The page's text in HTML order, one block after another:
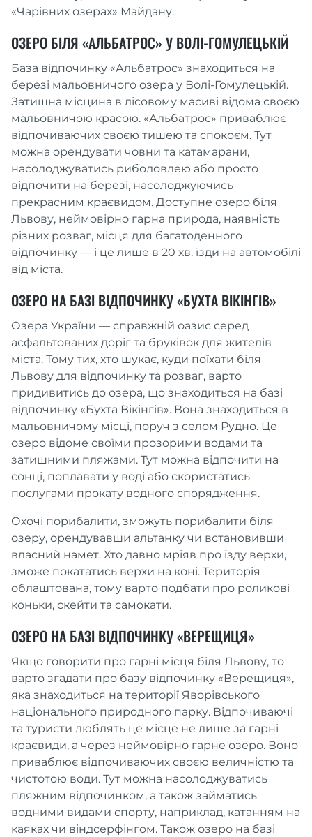
«Чарівних озерах» Майдану.
ОЗЕРО БІЛЯ «АЛЬБАТРОС» У ВОЛІ-ГОМУЛЕЦЬКІЙ
База відпочинку «Альбатрос» знаходиться на
березі мальовничого озера у Волі-Гомулецькій.
Затишна місцина в лісовому масиві відома своєю
мальовничою красою. «Альбатрос» приваблює
відпочиваючих своєю тишею та спокоєм. Тут
можна орендувати човни та катамарани,
насолоджуватись риболовлею або просто
відпочити на березі, насолоджуючись
прекрасним краєвидом. Доступне озеро біля
Львову, неймовірно гарна природа, наявність
різних розваг, місця для багатоденного
відпочинку — і це лише в 20 хв. їзди на автомобілі
від міста.
ОЗЕРО НА БАЗІ ВІДПОЧИНКУ «БУХТА ВІКІНГІВ»
Озера України — справжній оазис серед
асфальтованих доріг та бруківок для жителів
міста. Тому тих, хто шукає, куди поїхати біля
Львову для відпочинку та розваг, варто
придивитись до озера, що знаходиться на базі
відпочинку «Бухта Вікінгів». Вона знаходиться в
мальовничому місці, поруч з селом Рудно. Це
озеро відоме своїми прозорими водами та
затишними пляжами. Тут можна відпочити на
сонці, поплавати у воді або скористатись
послугами прокату водного спорядження.
Охочі порибалити, зможуть порибалити біля
озеру, орендувавши альтанку чи встановивши
власний намет. Хто давно мріяв про їзду верхи,
зможе покататись верхи на коні. Територія
облаштована, тому варто подбати про роликові
коньки, скейти та самокати.
ОЗЕРО НА БАЗІ ВІДПОЧИНКУ «ВЕРЕЩИЦЯ»
Якщо говорити про гарні місця біля Львову, то
варто згадати про базу відпочинку «Верещиця»,
яка знаходиться на території Яворівського
національного природного парку. Відпочиваючі
та туристи люблять це місце не лише за гарні
краєвиди, а через неймовірно гарне озеро. Воно
приваблює відпочиваючих своєю величністю та
чистотою води. Тут можна насолоджуватись
пляжним відпочинком, а також займатись
водними видами спорту, наприклад, катанням на
каяках чи віндсерфінгом. Також озеро на базі